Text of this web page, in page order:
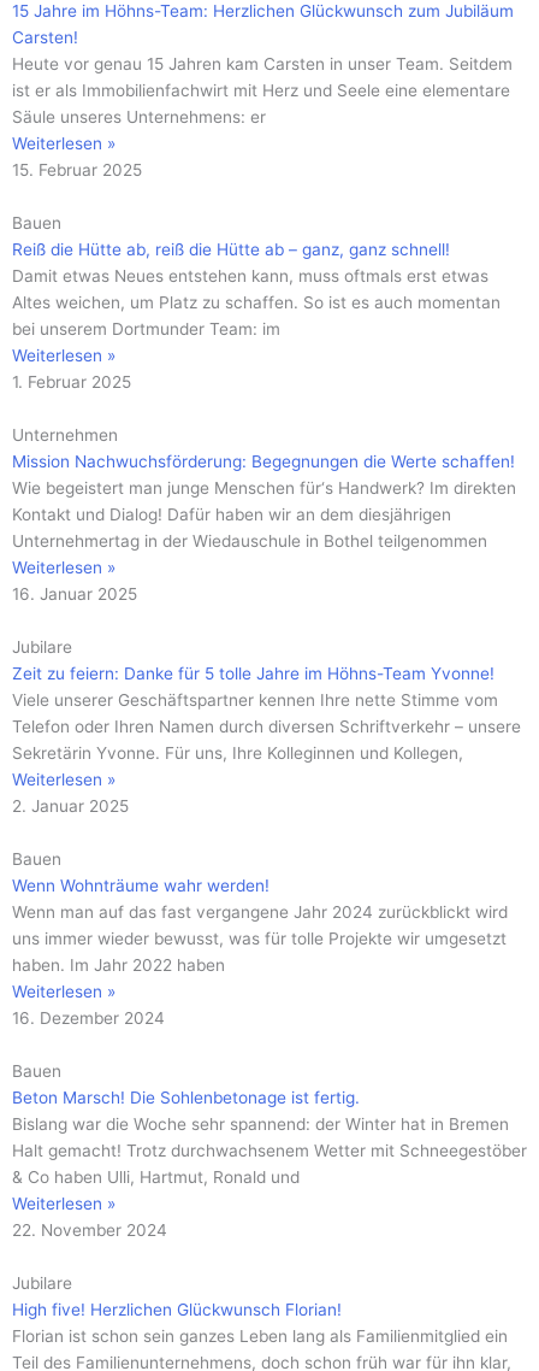
15 Jahre im Höhns-Team: Herzlichen Glückwunsch zum Jubiläum
Carsten!
Heute vor genau 15 Jahren kam Carsten in unser Team. Seitdem
ist er als Immobilienfachwirt mit Herz und Seele eine elementare
Säule unseres Unternehmens: er
Weiterlesen »
15. Februar 2025
Bauen
Reiß die Hütte ab, reiß die Hütte ab – ganz, ganz schnell!
Damit etwas Neues entstehen kann, muss oftmals erst etwas
Altes weichen, um Platz zu schaffen. So ist es auch momentan
bei unserem Dortmunder Team: im
Weiterlesen »
1. Februar 2025
Unternehmen
Mission Nachwuchsförderung: Begegnungen die Werte schaffen!
Wie begeistert man junge Menschen für‘s Handwerk? Im direkten
Kontakt und Dialog! Dafür haben wir an dem diesjährigen
Unternehmertag in der Wiedauschule in Bothel teilgenommen
Weiterlesen »
16. Januar 2025
Jubilare
Zeit zu feiern: Danke für 5 tolle Jahre im Höhns-Team Yvonne!
Viele unserer Geschäftspartner kennen Ihre nette Stimme vom
Telefon oder Ihren Namen durch diversen Schriftverkehr – unsere
Sekretärin Yvonne. Für uns, Ihre Kolleginnen und Kollegen,
Weiterlesen »
2. Januar 2025
Bauen
Wenn Wohnträume wahr werden!
Wenn man auf das fast vergangene Jahr 2024 zurückblickt wird
uns immer wieder bewusst, was für tolle Projekte wir umgesetzt
haben. Im Jahr 2022 haben
Weiterlesen »
16. Dezember 2024
Bauen
Beton Marsch! Die Sohlenbetonage ist fertig.
Bislang war die Woche sehr spannend: der Winter hat in Bremen
Halt gemacht! Trotz durchwachsenem Wetter mit Schneegestöber
& Co haben Ulli, Hartmut, Ronald und
Weiterlesen »
22. November 2024
Jubilare
High five! Herzlichen Glückwunsch Florian!
Florian ist schon sein ganzes Leben lang als Familienmitglied ein
Teil des Familienunternehmens, doch schon früh war für ihn klar,